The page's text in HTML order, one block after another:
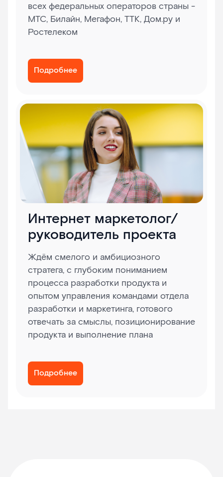
всех федеральных операторов страны -
МТС, Билайн, Мегафон, ТТК, Дом.ру и
Ростелеком
Подробнее
Интернет маркетолог/
руководитель проекта
Ждём смелого и амбициозного
стратега, с глубоким пониманием
процесса разработки продукта и
опытом управления командами отдела
разработки и маркетинга, готового
отвечать за смыслы, позиционирование
продукта и выполнение плана
Подробнее